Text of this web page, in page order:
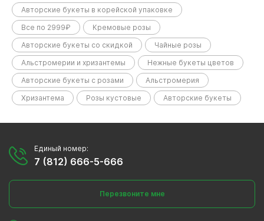
Авторские букеты в корейской упаковке
Все по 2999₽
Кремовые розы
Авторские букеты со скидкой
Чайные розы
Альстромерии и хризантемы
Нежные букеты цветов
Авторские букеты с розами
Альстромерия
Хризантема
Розы кустовые Авторские букеты
Единый номер:
7 (812) 666-5-666
Перезвоните мне